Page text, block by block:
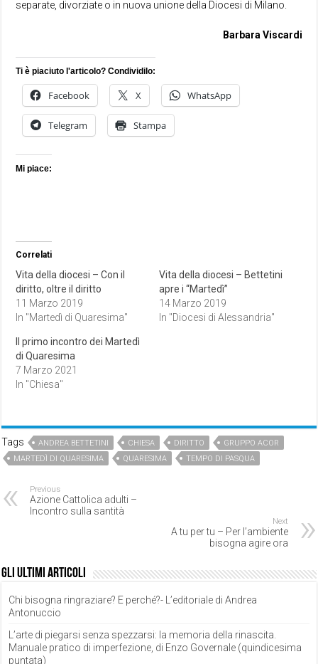
separate, divorziate o in nuova unione della Diocesi di Milano.
Barbara Viscardi
Ti è piaciuto l'articolo? Condividilo:
Facebook X WhatsApp
Telegram Stampa
Mi piace:
Correlati
Vita della diocesi – Con il
diritto, oltre il diritto
11 Marzo 2019
In "Martedì di Quaresima"
Vita della diocesi – Bettetini
apre i “Martedì”
14 Marzo 2019
In "Diocesi di Alessandria"
Il primo incontro dei Martedì
di Quaresima
7 Marzo 2021
In "Chiesa"
Tags ANDREA BETTETINI CHIESA DIRITTO
GRUPPO ACOR
MARTEDÌ DI QUARESIMA
QUARESIMA TEMPO DI PASQUA
Previous
Azione Cattolica adulti –
Incontro sulla santità
Next
A tu per tu – Per l’ambiente
bisogna agire ora
Gli ultimi articoli
Chi bisogna ringraziare? E perché?- L’editoriale di Andrea
Antonuccio
L’arte di piegarsi senza spezzarsi: la memoria della rinascita.
Manuale pratico di imperfezione, di Enzo Governale (quindicesima
puntata)